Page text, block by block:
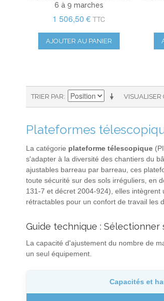
6 à 9 marches
1 506,50 € TTC
AJOUTER AU PANIER
VISUALISER
TRIER PAR
Plateformes
La catégorie plateforme télescopique
s'adapter à la diversité des chantiers du
ajustables barreau par barreau, ces
toute sécurité sur des sols irréguliers, en
131-7 et décret 2004-924), elles
rétractables pour un confort de travail les
Guide technique :
La capacité d'ajustement du nombre de
un seul équipement.
Capacités et